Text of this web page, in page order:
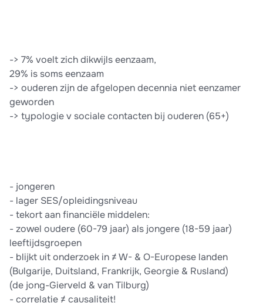
-> 7% voelt zich dikwijls eenzaam,
29% is soms eenzaam
-> ouderen zijn de afgelopen decennia niet eenzamer
geworden
-> typologie v sociale contacten bij ouderen (65+)
- jongeren
- lager SES/opleidingsniveau
- tekort aan financiële middelen:
- zowel oudere (60-79 jaar) als jongere (18-59 jaar)
leeftijdsgroepen
- blijkt uit onderzoek in ≠ W- & O-Europese landen
(Bulgarije, Duitsland, Frankrijk, Georgie & Rusland)
(de jong-Gierveld & van Tilburg)
- correlatie ≠ causaliteit!